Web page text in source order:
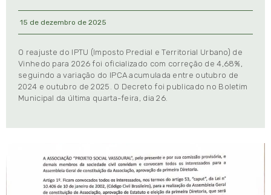
15 de dezembro de 2025
O reajuste do IPTU (Imposto Predial e Territorial Urbano) de
Vinhedo para 2026 foi oficializado com correção de 4,68%,
seguindo a variação do IPCA acumulada entre outubro de
2024 e outubro de 2025. O Decreto foi publicado no Boletim
Municipal da última quarta-feira, dia 26.